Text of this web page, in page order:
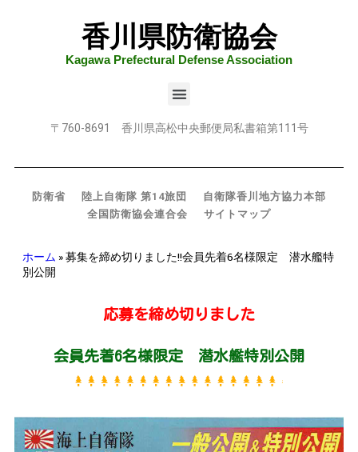
香川県防衛協会
Kagawa Prefectural Defense Association
〒760-8691 香川県高松中央郵便局私書箱第111号
防衛省 陸上自衛隊 第14旅団
自衛隊香川地方協力本部
全国防衛協会連合会
サイトマップ
ホーム »募集を締め切りました!!会員先着6名様限定 潜水艦特
別公開
応募を締め切りました
会員先着6名様限定 潜水艦特別公開